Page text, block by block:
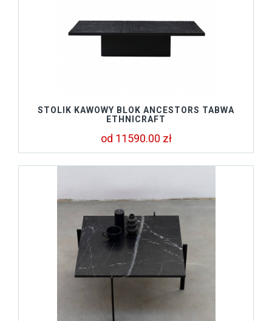
STOLIK KAWOWY BLOK ANCESTORS TABWA
ETHNICRAFT
od 11590.00 zł